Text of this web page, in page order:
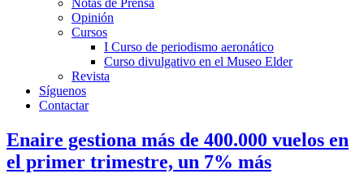
Opinión
Cursos
I Curso de periodismo aeronático
Curso divulgativo en el Museo Elder
Revista
Síguenos
Contactar
Enaire gestiona más de 400.000 vuelos en
el primer trimestre, un 7% más